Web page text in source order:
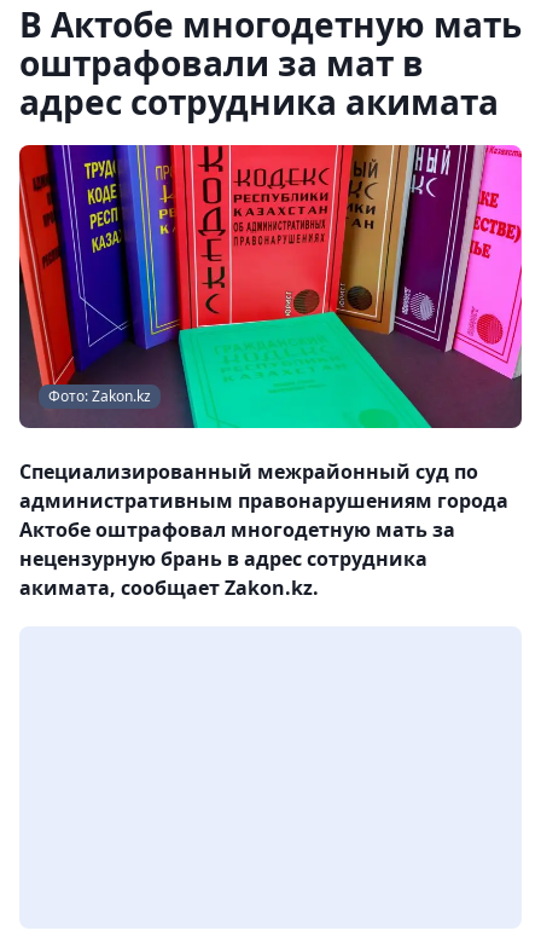
В Актобе многодетную мать
оштрафовали за мат в
адрес сотрудника акимата
Фото: Zakon.kz
Специализированный межрайонный суд по
административным правонарушениям города
Актобе оштрафовал многодетную мать за
нецензурную брань в адрес сотрудника
акимата, сообщает Zakon.kz.